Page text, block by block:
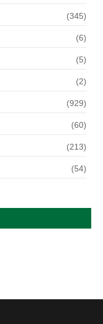
(345)
(6)
(5)
(2)
(929)
(60)
(213)
(54)